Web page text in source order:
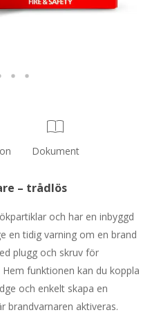
Dokument
– trådlös
och har en inbyggd
en tidig varning om en brand
plugg och skruv för
funktionen kan du koppla
och enkelt skapa en
brandvarnaren aktiveras.